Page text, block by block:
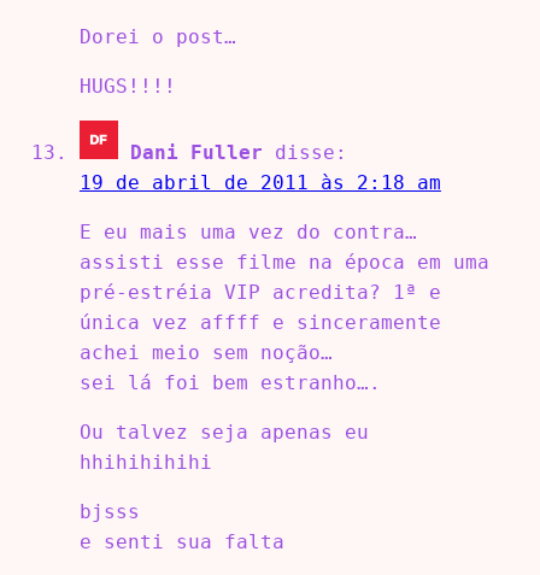
Dorei o post…
HUGS!!!!
Dani Fuller
disse:
19 de abril de 2011 às 2:18 am
E eu mais uma vez do contra…
assisti esse filme na época em uma
pré-estréia VIP acredita? 1ª e
única vez affff e sinceramente
achei meio sem noção…
sei lá foi bem estranho….
Ou talvez seja apenas eu
hhihihihihi
bjsss
e senti sua falta